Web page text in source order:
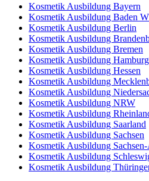
Kosmetik Ausbildung Bayern
Kosmetik Ausbildung Baden
Kosmetik Ausbildung Berlin
Kosmetik Ausbildung
Kosmetik Ausbildung Bremen
Kosmetik Ausbildung Hamburg
Kosmetik Ausbildung Hessen
Kosmetik Ausbildung
Kosmetik Ausbildung
Kosmetik Ausbildung NRW
Kosmetik Ausbildung
Kosmetik Ausbildung Saarland
Kosmetik Ausbildung Sachsen
Kosmetik Ausbildung
Kosmetik Ausbildung
Kosmetik Ausbildung